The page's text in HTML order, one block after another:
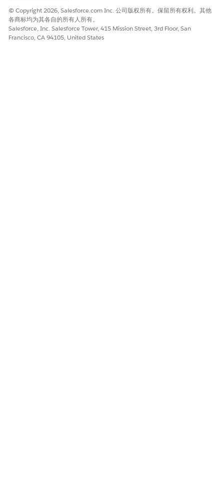
© Copyright 2026, Salesforce.com Inc. 公司版权所有。保留所有权利。其他
各商标均为其各自的所有人所有。
Salesforce, Inc. Salesforce Tower, 415 Mission Street, 3rd Floor, San
Francisco, CA 94105, United States